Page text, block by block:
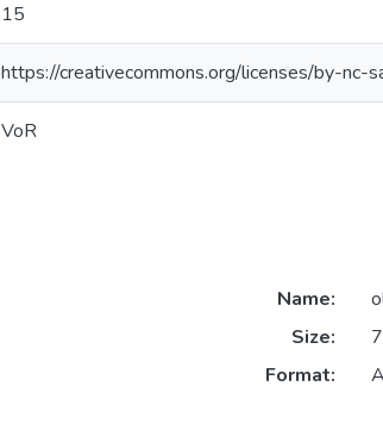
15
https://creativecommons.org/licenses/by-nc-
VoR
Name:
Size:
Format: